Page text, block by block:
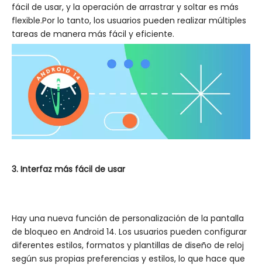
fácil de usar, y la operación de arrastrar y soltar es más
flexible.Por lo tanto, los usuarios pueden realizar múltiples
tareas de manera más fácil y eficiente.
3. Interfaz más fácil de usar
Hay una nueva función de personalización de la pantalla
de bloqueo en Android 14. Los usuarios pueden configurar
diferentes estilos, formatos y plantillas de diseño de reloj
según sus propias preferencias y estilos, lo que hace que